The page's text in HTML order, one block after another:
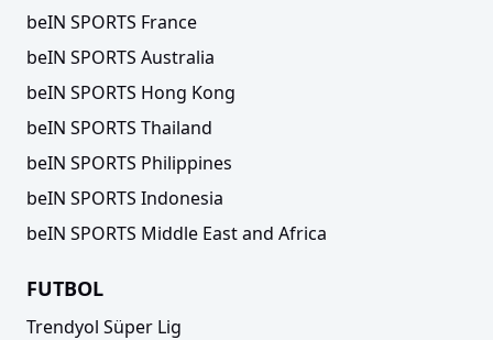
beIN SPORTS France
beIN SPORTS Australia
beIN SPORTS Hong Kong
beIN SPORTS Thailand
beIN SPORTS Philippines
beIN SPORTS Indonesia
beIN SPORTS Middle East and Africa
FUTBOL
Trendyol Süper Lig